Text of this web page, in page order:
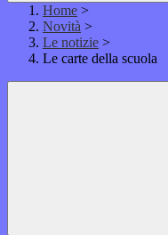
Home >
Novità >
Le notizie >
Le carte della scuola